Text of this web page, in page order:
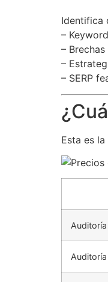
Identifica
–
–
–
– SERP
Esta es